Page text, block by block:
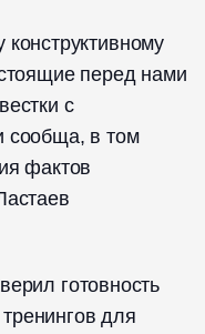
перед нами
с
сообща, в том
фактов
готовность
для